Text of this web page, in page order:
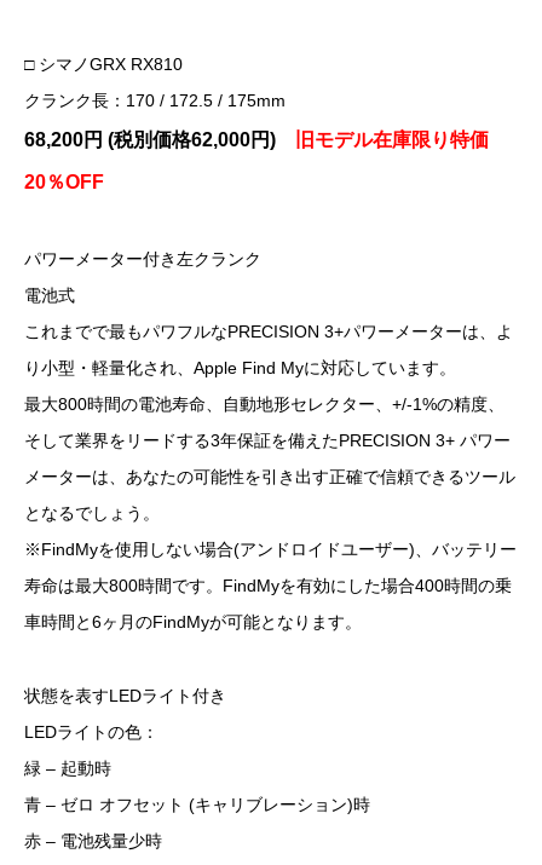
□ シマノGRX RX810
クランク長：170 / 172.5 / 175mm
68,200円 (税別価格62,000円) 旧モデル在庫限り特価
20％OFF
パワーメーター付き左クランク
電池式
これまでで最もパワフルなPRECISION 3+パワーメーターは、よ
り小型・軽量化され、Apple Find Myに対応しています。
最大800時間の電池寿命、自動地形セレクター、+/-1%の精度、
そして業界をリードする3年保証を備えたPRECISION 3+ パワー
メーターは、あなたの可能性を引き出す正確で信頼できるツール
となるでしょう。
※FindMyを使用しない場合(アンドロイドユーザー)、バッテリー
寿命は最大800時間です。FindMyを有効にした場合400時間の乗
車時間と6ヶ月のFindMyが可能となります。
状態を表すLEDライト付き
LEDライトの色：
緑 – 起動時
青 – ゼロ オフセット (キャリブレーション)時
赤 – 電池残量少時